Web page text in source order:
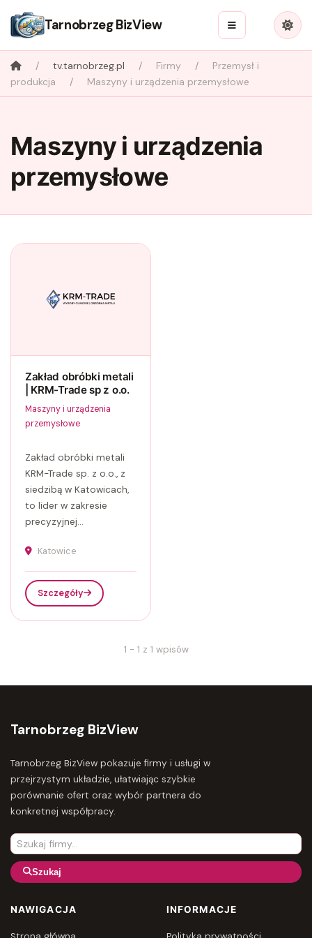
Tarnobrzeg BizView
tv.tarnobrzeg.pl Firmy
Przemysł i
produkcja
Maszyny i urządzenia przemysłowe
Maszyny i urządzenia
przemysłowe
Zakład obróbki metali
| KRM-Trade sp z o.o.
Maszyny i urządzenia
przemysłowe
Zakład obróbki metali
KRM-Trade sp. z o.o., z
siedzibą w Katowicach,
to lider w zakresie
precyzyjnej...
Katowice
Szczegóły
1 - 1 z 1 wpisów
Tarnobrzeg BizView
Tarnobrzeg BizView pokazuje firmy i usługi w
przejrzystym układzie, ułatwiając szybkie
porównanie ofert oraz wybór partnera do
konkretnej współpracy.
Szukaj
NAWIGACJA INFORMACJE